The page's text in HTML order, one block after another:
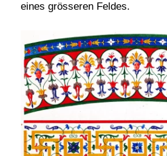
eines grösseren Feldes.